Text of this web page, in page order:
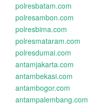
polresbatam.com
polresambon.com
polresbima.com
polresmataram.com
polresdumai.com
antamjakarta.com
antambekasi.com
antambogor.com
antampalembang.com